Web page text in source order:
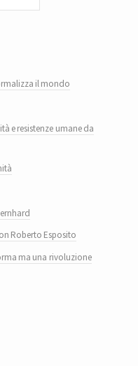
il mondo
e resistenze umane da
Roberto Esposito
ma una rivoluzione